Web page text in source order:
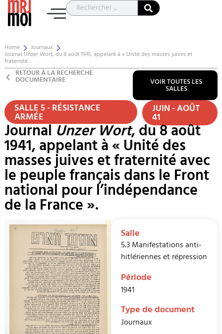
Home Journaux
Journal Unzer Wort, du 8 août 1941, appelant à « Unité des masses juives et
fraternité…
RETOUR À LA RECHERCHE
DOCUMENTAIRE VOIR TOUTES LES
SALLES
SALLE 5 - RÉSISTANCE
ARMÉE JUIN - AOÛT
41
JournalUnzer Wort, du 8 août
1941, appelant à « Unité des
masses juives et fraternité avec
le peuple français dans le Front
national pour l’indépendance
de la France ».
Salle
5.3 Manifestations anti-
hitlériennes et répression
Période
1941
Type de document
Journaux